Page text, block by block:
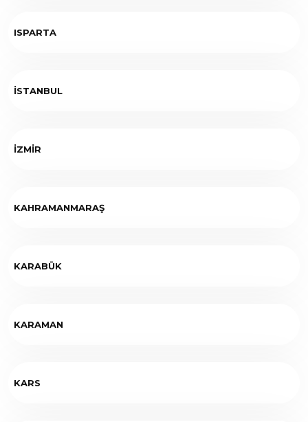
ISPARTA
İSTANBUL
İZMİR
KAHRAMANMARAŞ
KARABÜK
KARAMAN
KARS